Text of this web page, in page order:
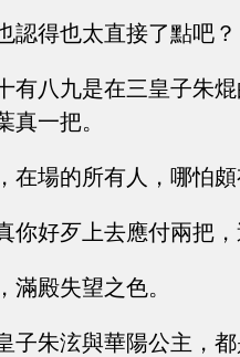
認得也太直接了點吧？
有八九是在三皇子朱
真一把。
在場的所有人，哪怕
你好歹上去應付兩把
滿殿失望之色。
子朱泫與華陽公主，